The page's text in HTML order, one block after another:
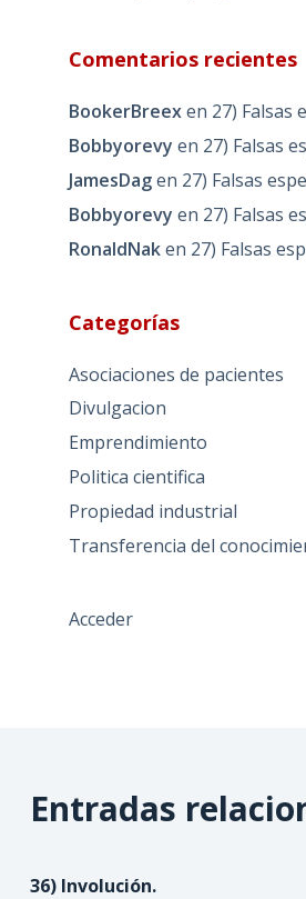
Comentarios recientes
BookerBreexen 27) Falsas
Bobbyorevy en 27) Falsas
JamesDagen 27) Falsas
Bobbyorevy en 27) Falsas
RonaldNaken 27) Falsas
Categorías
Asociaciones de pacientes
Divulgacion
Emprendimiento
Politica cientifica
Propiedad industrial
Transferencia del
Acceder
Entradas
36) Involución.